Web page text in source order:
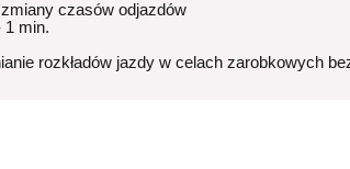
czasów odjazdów
1 min.
rozkładów jazdy w celach zarobkowych